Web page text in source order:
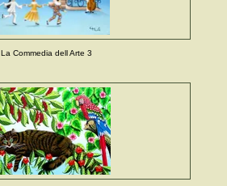
La Commedia dell Arte 3